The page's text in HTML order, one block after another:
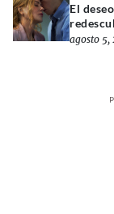
El
agosto 5,